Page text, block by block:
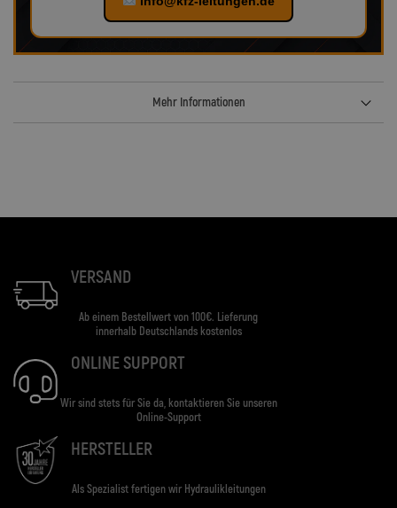
Mehr Informationen
VERSAND
Ab einem Bestellwert von 100€. Lieferung
innerhalb Deutschlands kostenlos
ONLINE SUPPORT
Wir sind stets für Sie da, kontaktieren Sie unseren
Online-Support
HERSTELLER
Als Spezialist fertigen wir Hydraulikleitungen